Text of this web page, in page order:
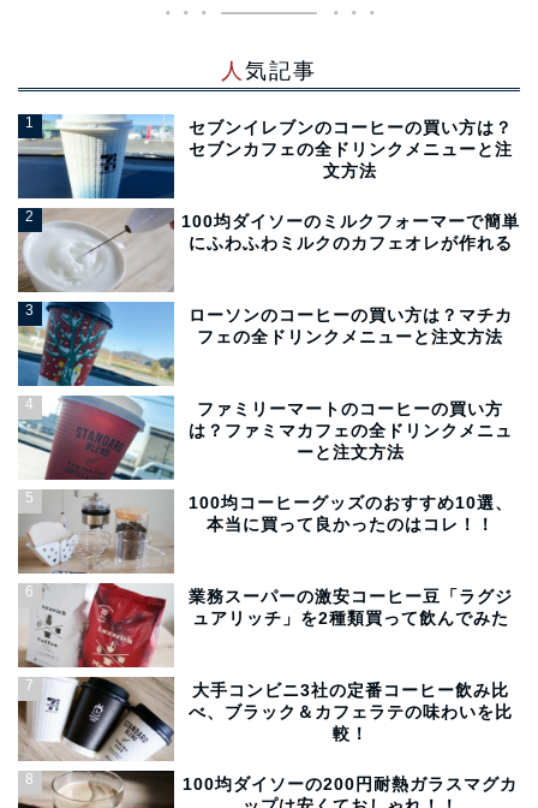
人気記事
セブンイレブンのコーヒーの買い方は？
セブンカフェの全ドリンクメニューと注
文方法
100均ダイソーのミルクフォーマーで簡単
にふわふわミルクのカフェオレが作れる
ローソンのコーヒーの買い方は？マチカ
フェの全ドリンクメニューと注文方法
ファミリーマートのコーヒーの買い方
は？ファミマカフェの全ドリンクメニュ
ーと注文方法
100均コーヒーグッズのおすすめ10選、
本当に買って良かったのはコレ！！
業務スーパーの激安コーヒー豆「ラグジ
ュアリッチ」を2種類買って飲んでみた
大手コンビニ3社の定番コーヒー飲み比
べ、ブラック＆カフェラテの味わいを比
較！
100均ダイソーの200円耐熱ガラスマグカ